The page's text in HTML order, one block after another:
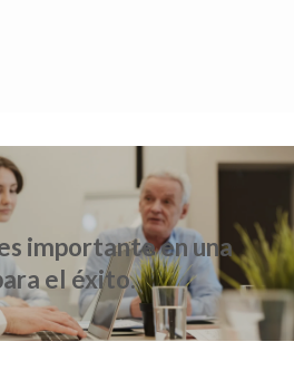
importante en una
el éxito.